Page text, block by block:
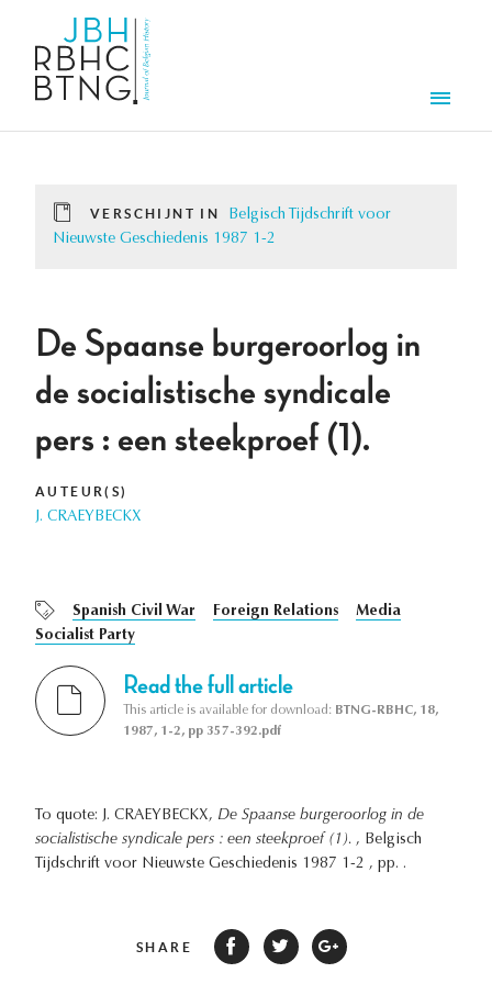
VERSCHIJNT IN
Belgisch Tijdschrift voor
Nieuwste Geschiedenis 1987 1-2
De Spaanse burgeroorlog in
de socialistische syndicale
pers : een steekproef (1).
AUTEUR(S)
J. CRAEYBECKX
Spanish Civil War Foreign Relations
Media
Socialist Party
Read the full article
This article is available for download: BTNG-RBHC, 18,
1987, 1-2, pp 357-392.pdf
To quote: J. CRAEYBECKX, De Spaanse burgeroorlog in de
socialistische syndicale pers : een steekproef (1). , Belgisch
Tijdschrift voor Nieuwste Geschiedenis 1987 1-2 , pp. .
SHARE